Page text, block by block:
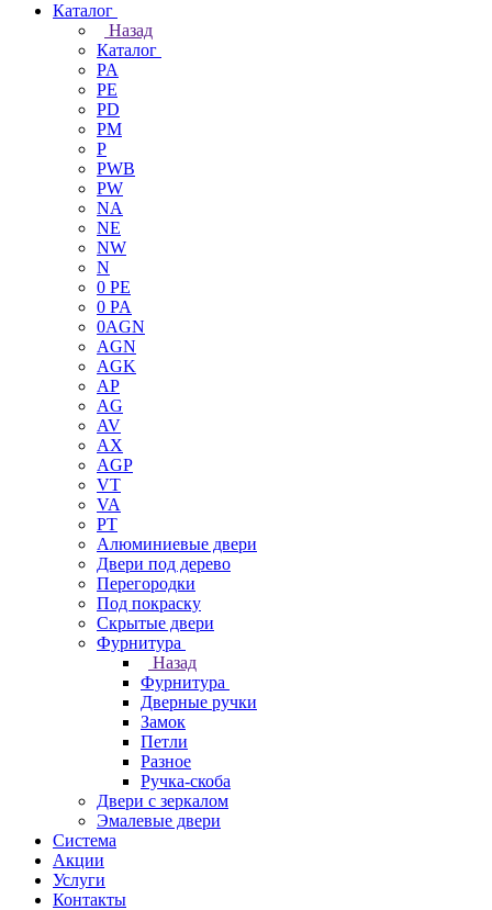
Каталог
Назад
Каталог
PA
PE
PD
PM
P
PWB
PW
NA
NE
NW
N
0 PE
0 PA
0AGN
AGN
AGK
AP
AG
AV
AX
AGP
VT
VA
PT
Алюминиевые двери
Двери под дерево
Перегородки
Под покраску
Скрытые двери
Фурнитура
Назад
Фурнитура
Дверные ручки
Замок
Петли
Разное
Ручка-скоба
Двери с зеркалом
Эмалевые двери
Система
Акции
Услуги
Контакты